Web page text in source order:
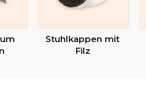
Stuhlkappen mit
Filz